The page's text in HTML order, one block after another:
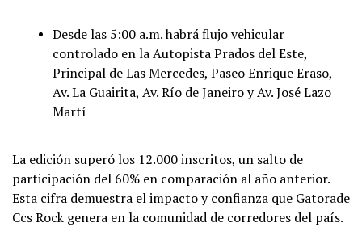
Desde las 5:00 a.m. habrá flujo vehicular
controlado en la Autopista Prados del Este,
Principal de Las Mercedes, Paseo Enrique Eraso,
Av. La Guairita, Av. Río de Janeiro y Av. José Lazo
Martí
La edición superó los 12.000 inscritos, un salto de
participación del 60% en comparación al año anterior.
Esta cifra demuestra el impacto y confianza que Gatorade
Ccs Rock genera en la comunidad de corredores del país.